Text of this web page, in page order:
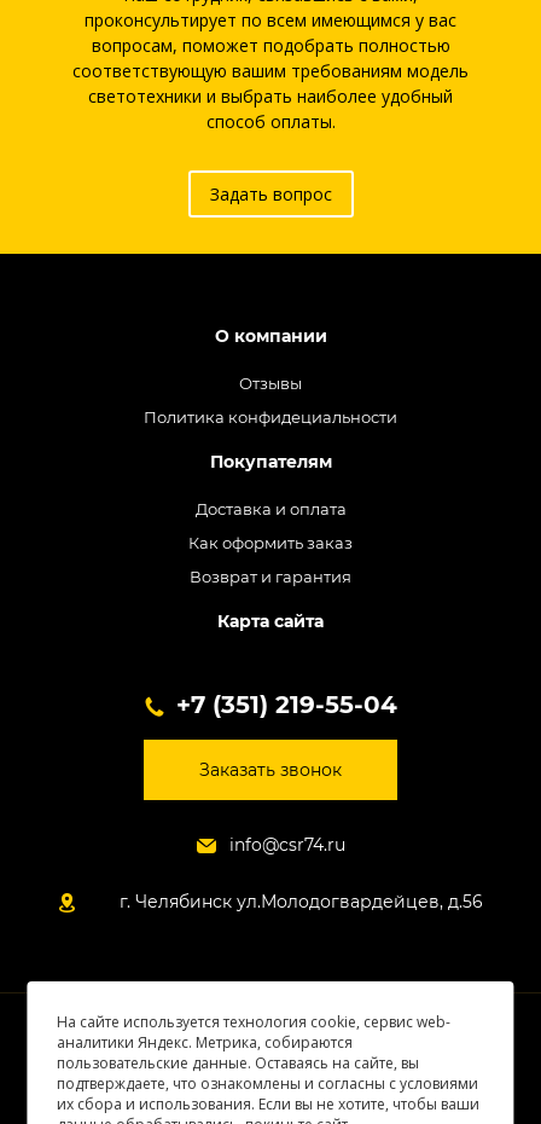
проконсультирует по всем имеющимся у вас
вопросам, поможет подобрать полностью
соответствующую вашим требованиям модель
светотехники и выбрать наиболее удобный
способ оплаты.
Задать вопрос
О компании
Отзывы
Политика конфидециальности
Покупателям
Доставка и оплата
Как оформить заказ
Возврат и гарантия
Карта сайта
+7 (351) 219-55-04
Заказать звонок
info@csr74.ru
г. Челябинск ул.Молодогвардейцев, д.56
© 2026 Все права защищены
На сайте используется технология cookie, сервис web-
аналитики Яндекс. Метрика, собираются
пользовательские данные. Оставаясь на сайте, вы
подтверждаете, что ознакомлены и согласны с условиями
их сбора и использования. Если вы не хотите, чтобы ваши